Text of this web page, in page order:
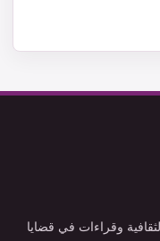
وقراءات في قضايا